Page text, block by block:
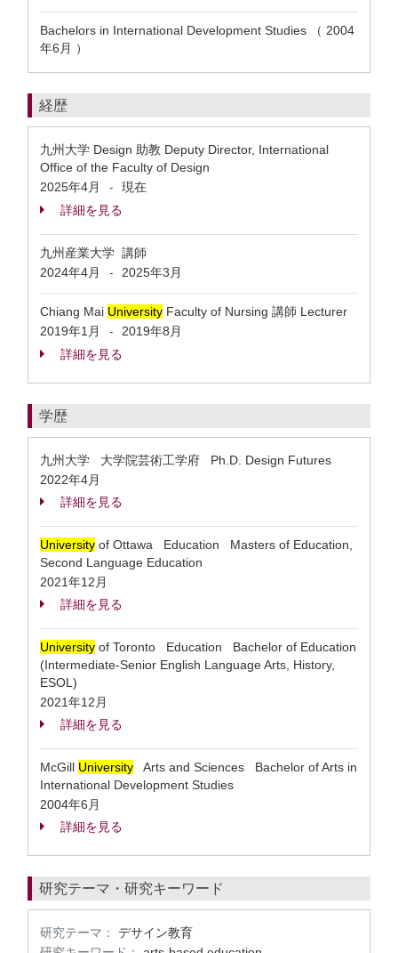
Bachelors in International Development Studies （ 2004
年6月 ）
経歴
九州大学 Design 助教 Deputy Director, International
Office of the Faculty of Design
2025年4月
-
現在
詳細を見る
九州産業大学 講師
2024年4月
- 2025年3月
Chiang Mai University Faculty of Nursing 講師 Lecturer
2019年1月
-
2019年8月
詳細を見る
学歴
九州大学 大学院芸術工学府 Ph.D. Design Futures
2022年4月
詳細を見る
University of Ottawa Education Masters of Education,
Second Language Education
2021年12月
詳細を見る
University of Toronto Education Bachelor of Education
(Intermediate-Senior English Language Arts, History,
ESOL)
2021年12月
詳細を見る
McGill University Arts and Sciences Bachelor of Arts in
International Development Studies
2004年6月
詳細を見る
研究テーマ・研究キーワード
研究テーマ：
デサイン教育